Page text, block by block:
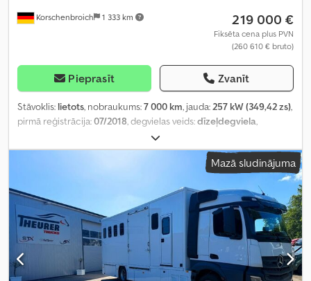
Korschenbroich 1 333 km 219 000 €
Fiksēta cena plus PVN
(260 610 € bruto)
Pieprasīt Zvanīt
Stāvoklis: lietots, nobraukums:7 000 km, jauda:257 kW (349,42 zs),
pirmā reģistrācija:07/2018, degvielas veids:dīzeļdegviela,
balts
automātisks, emisijas klase:Euro 6, Aprīkojums:ABS, gaisa
kondicionēšana, navigācijas sistēma, stāvvietas sildītājs,
Mazā sludinājuma